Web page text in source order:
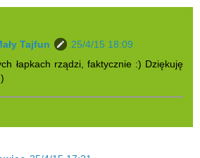
Tajfun
25/4/15 18:09
łapkach rządzi, faktycznie :) Dziękuję